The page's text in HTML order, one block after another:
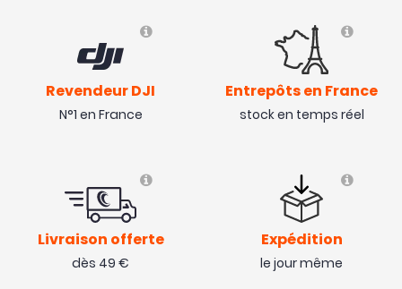
Revendeur DJI
N°1 en France
Entrepôts en France
stock en temps réel
Livraison offerte
dès 49 €
Expédition
le jour même